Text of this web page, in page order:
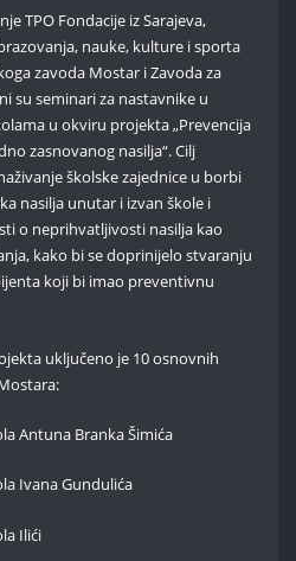
TPO Fondacije iz Sarajeva,
nauke, kulture i sporta
zavoda Mostar i Zavoda za
su seminari za nastavnike u
u okviru projekta „Prevencija
zasnovanog nasilja“. Cilj
školske zajednice u borbi
nasilja unutar i izvan škole i
o neprihvatljivosti nasilja kao
kako bi se doprinijelo stvaranju
koji bi imao preventivnu
uključeno je 10 osnovnih
Antuna Branka Šimića
Ivana Gundulića
Ilići